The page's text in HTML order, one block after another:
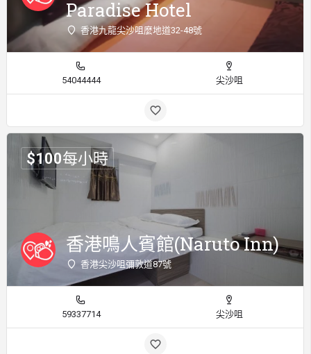
Paradise Hotel
香港九龍尖沙咀麼地道32-48號
54044444 尖沙咀
香港鳴人賓館(Naruto Inn)
香港尖沙咀彌敦道87號
$100每小時
59337714 尖沙咀